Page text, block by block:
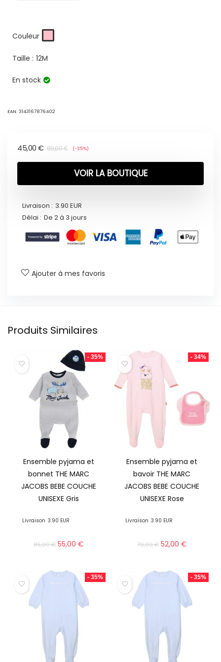
Couleur
Taille : 12M
En stock
EAN: 3143167876402
69,00€
45,00 € (-35%)
VOIR LA BOUTIQUE
Livraison : 3.90 EUR
Délai : De 2 à 3 jours
Ajouter à mes favoris
Produits Similaires
- 35%
Ensemble pyjama et
bonnet THE MARC
JACOBS BEBE COUCHE
UNISEXE Gris
Livraison 3.90 EUR
85,00€ 55,00€
- 34%
Ensemble pyjama et
bavoir THE MARC
JACOBS BEBE COUCHE
UNISEXE Rose
Livraison 3.90 EUR
79,00€ 52,00 €
- 35% - 35%